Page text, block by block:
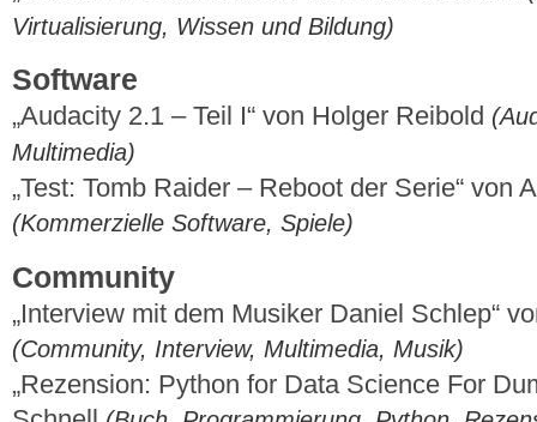
Virtualisierung, Wissen und Bildung)
Software
„Audacity 2.1 – Teil I“ von Holger Reibold
Multimedia)
„Test: Tomb Raider – Reboot der Serie“ von
(Kommerzielle Software, Spiele)
Community
„Interview mit dem Musiker Daniel Schlep“
(Community, Interview, Multimedia, Musik)
„Rezension: Python for Data Science For